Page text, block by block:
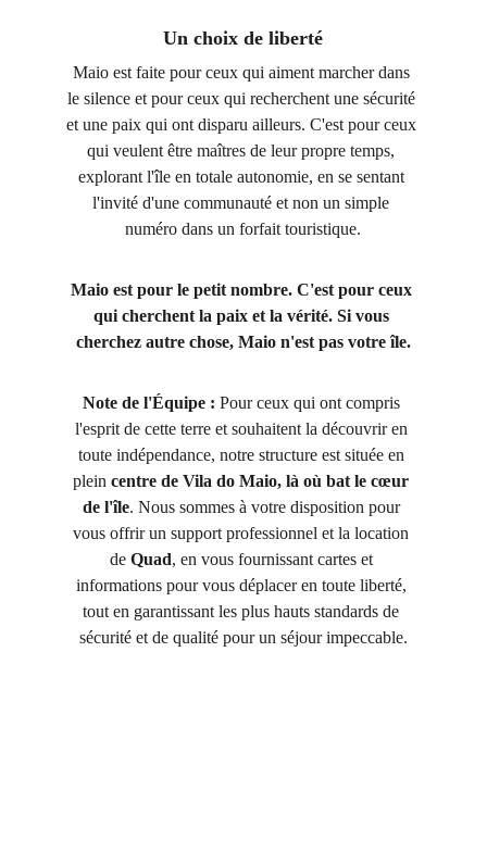
Un choix de liberté
Maio est faite pour ceux qui aiment marcher dans
le silence et pour ceux qui recherchent une sécurité
et une paix qui ont disparu ailleurs. C'est pour ceux
qui veulent être maîtres de leur propre temps,
explorant l'île en totale autonomie, en se sentant
l'invité d'une communauté et non un simple
numéro dans un forfait touristique.
Maio est pour le petit nombre. C'est pour ceux
qui cherchent la paix et la vérité. Si vous
cherchez autre chose, Maio n'est pas votre île.
Note de l'Équipe : Pour ceux qui ont compris
l'esprit de cette terre et souhaitent la découvrir en
toute indépendance, notre structure est située en
plein centre de Vila do Maio, là où bat le cœur
de l'île. Nous sommes à votre disposition pour
vous offrir un support professionnel et la location
de Quad, en vous fournissant cartes et
informations pour vous déplacer en toute liberté,
tout en garantissant les plus hauts standards de
sécurité et de qualité pour un séjour impeccable.